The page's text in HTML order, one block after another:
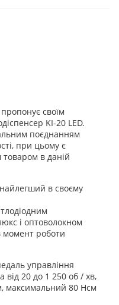
своїм
KI-20 LED.
поєднанням
при цьому є
товаром в даній
в своєму
і оптоволокном
момент роботи
управління
від 20 до 1 250 об / хв,
максимальний 80 Нсм